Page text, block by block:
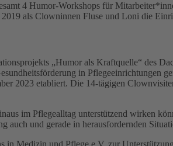
4 Humor-Workshops für
als Clowninnen Fluse und Loni die
„Humor als Kraftquelle“ des
in Pflegeeinrichtungen
2023 etabliert. Die 14-tägigen
im Pflegealltag unterstützend wirken
auch und gerade in herausfordernden
Medizin und Pflege e.V. zur